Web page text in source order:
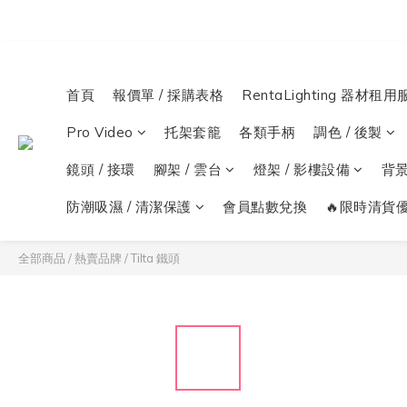
首頁 報價單 / 採購表格 RentaLighting 器材租用
Pro Video 托架套籠 各類手柄 調色 / 後製
鏡頭 / 接環 腳架 / 雲台 燈架 / 影樓設備 背
防潮吸濕 / 清潔保護 會員點數兌換 🔥限時清貨
全部商品 /熱賣品牌 /Tilta 鐵頭